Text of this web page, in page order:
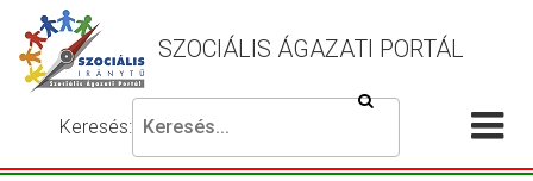
SZOCIÁLIS ÁGAZATI PORTÁL
Keresés:
Írja
be
Keresés
beállítások